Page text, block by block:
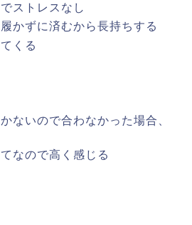
ストレスなし
かずに済むから長持ちする
くる
ないので合わなかった場合、
なので高く感じる